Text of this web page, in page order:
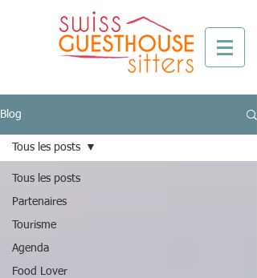
Blog
Tous les posts
Partenaires
Tourisme
Agenda
Food Lover
Tous les posts